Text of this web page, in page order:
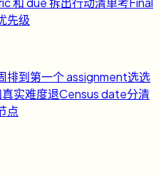
先级
排到第一个 assignment选选
实难度退Census date分清
点